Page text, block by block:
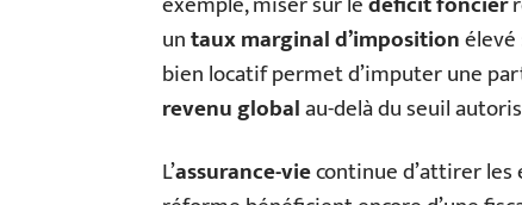
untaux marginal d’imposition
bien locatif permet d’imputer une
revenu globalau-delà du seuil
L’assurance-viecontinue d’attirer les